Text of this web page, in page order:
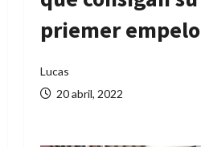
priemer empelo
Lucas
20 abril, 2022